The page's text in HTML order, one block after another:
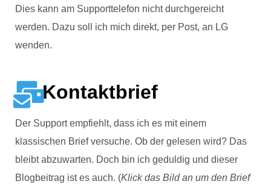
Dies kann am Supporttelefon nicht durchgereicht
werden. Dazu soll ich mich direkt, per Post, an LG
wenden.
Kontaktbrief
Der Support empfiehlt, dass ich es mit einem
klassischen Brief versuche. Ob der gelesen wird? Das
bleibt abzuwarten. Doch bin ich geduldig und dieser
Blogbeitrag ist es auch. (Klick das Bild an um den Brief